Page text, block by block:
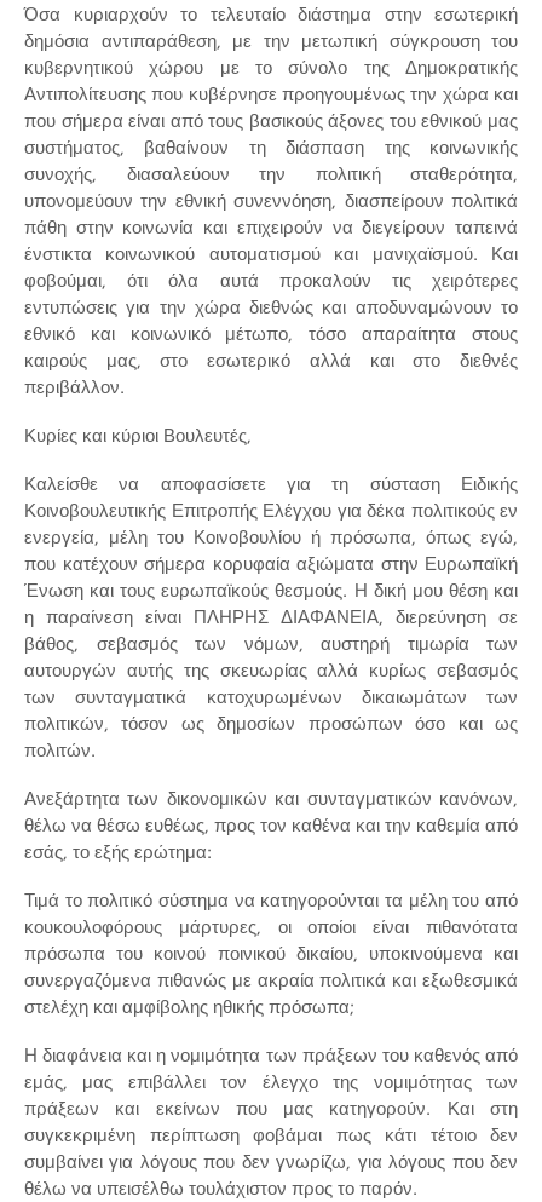
Όσα κυριαρχούν το τελευταίο διάστημα στην εσωτερική
δημόσια αντιπαράθεση, με την μετωπική σύγκρουση του
κυβερνητικού χώρου με το σύνολο της Δημοκρατικής
Αντιπολίτευσης που κυβέρνησε προηγουμένως την χώρα και
που σήμερα είναι από τους βασικούς άξονες του εθνικού μας
συστήματος, βαθαίνουν τη διάσπαση της κοινωνικής
συνοχής, διασαλεύουν την πολιτική σταθερότητα,
υπονομεύουν την εθνική συνεννόηση, διασπείρουν πολιτικά
πάθη στην κοινωνία και επιχειρούν να διεγείρουν ταπεινά
ένστικτα κοινωνικού αυτοματισμού και μανιχαϊσμού. Και
φοβούμαι, ότι όλα αυτά προκαλούν τις χειρότερες
εντυπώσεις για την χώρα διεθνώς και αποδυναμώνουν το
εθνικό και κοινωνικό μέτωπο, τόσο απαραίτητα στους
καιρούς μας, στο εσωτερικό αλλά και στο διεθνές
περιβάλλον.
Κυρίες και κύριοι Βουλευτές,
Καλείσθε να αποφασίσετε για τη σύσταση Ειδικής
Κοινοβουλευτικής Επιτροπής Ελέγχου για δέκα πολιτικούς εν
ενεργεία, μέλη του Κοινοβουλίου ή πρόσωπα, όπως εγώ,
που κατέχουν σήμερα κορυφαία αξιώματα στην Ευρωπαϊκή
Ένωση και τους ευρωπαϊκούς θεσμούς. Η δική μου θέση και
η παραίνεση είναι ΠΛΗΡΗΣ ΔΙΑΦΑΝΕΙΑ, διερεύνηση σε
βάθος, σεβασμός των νόμων, αυστηρή τιμωρία των
αυτουργών αυτής της σκευωρίας αλλά κυρίως σεβασμός
των συνταγματικά κατοχυρωμένων δικαιωμάτων των
πολιτικών, τόσον ως δημοσίων προσώπων όσο και ως
πολιτών.
Ανεξάρτητα των δικονομικών και συνταγματικών κανόνων,
θέλω να θέσω ευθέως, προς τον καθένα και την καθεμία από
εσάς, το εξής ερώτημα:
Τιμά το πολιτικό σύστημα να κατηγορούνται τα μέλη του από
κουκουλοφόρους μάρτυρες, οι οποίοι είναι πιθανότατα
πρόσωπα του κοινού ποινικού δικαίου, υποκινούμενα και
συνεργαζόμενα πιθανώς με ακραία πολιτικά και εξωθεσμικά
στελέχη και αμφίβολης ηθικής πρόσωπα;
Η διαφάνεια και η νομιμότητα των πράξεων του καθενός από
εμάς, μας επιβάλλει τον έλεγχο της νομιμότητας των
πράξεων και εκείνων που μας κατηγορούν. Και στη
συγκεκριμένη περίπτωση φοβάμαι πως κάτι τέτοιο δεν
συμβαίνει για λόγους που δεν γνωρίζω, για λόγους που δεν
θέλω να υπεισέλθω τουλάχιστον προς το παρόν.